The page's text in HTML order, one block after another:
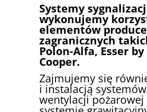
Systemy
wykonujemy
elementów
zagranicznych
Polon-Alfa, Esser
Cooper.
Zajmujemy się
i instalacją
wentylacji